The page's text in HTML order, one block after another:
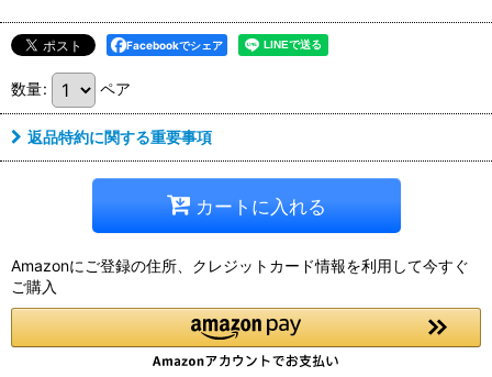
Facebookでシェア
数量: ペア
返品特約に関する重要事項
カートに入れる
Amazonにご登録の住所、クレジットカード情報を利用して今すぐ
ご購入